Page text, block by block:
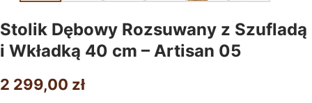
Stolik Dębowy Rozsuwany z Szufladą
i Wkładką 40 cm – Artisan 05
2 299,00 zł